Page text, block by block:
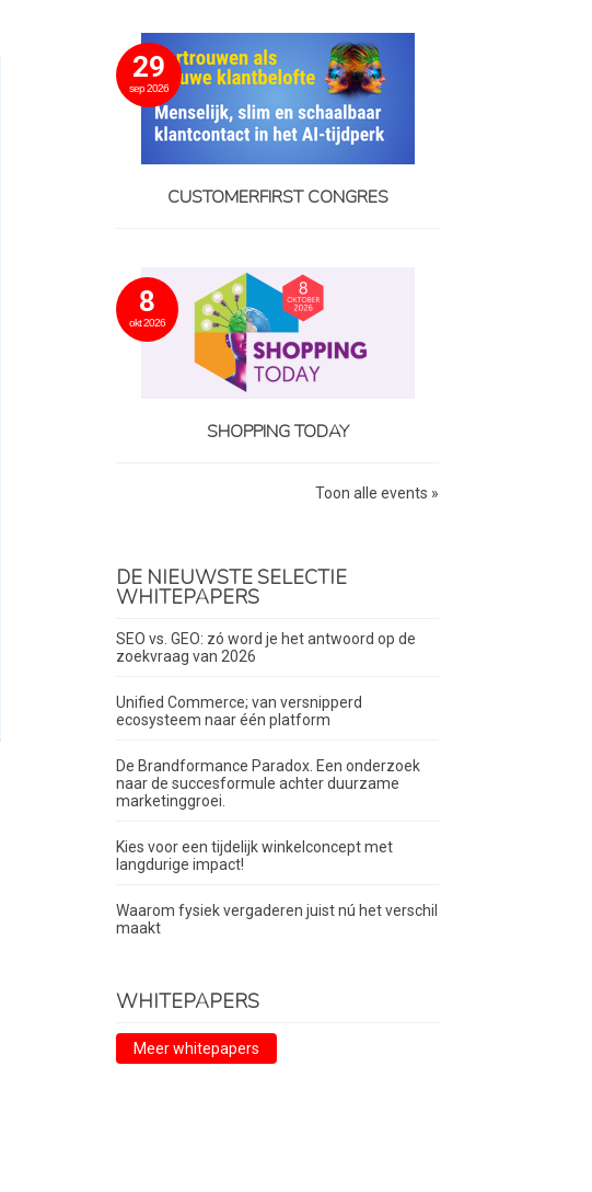
29
sep 2026
CUSTOMERFIRST CONGRES
8
okt 2026
SHOPPING TODAY
Toon alle events »
DE NIEUWSTE SELECTIE
WHITEPAPERS
SEO vs. GEO: zó word je het antwoord op de
zoekvraag van 2026
Unified Commerce; van versnipperd
ecosysteem naar één platform
De Brandformance Paradox. Een onderzoek
naar de succesformule achter duurzame
marketinggroei.
Kies voor een tijdelijk winkelconcept met
langdurige impact!
Waarom fysiek vergaderen juist nú het verschil
maakt
WHITEPAPERS
Meer whitepapers